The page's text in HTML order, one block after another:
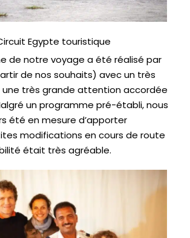
Egypte touristique
de notre voyage a été réalisé par
de nos souhaits) avec un très
une très grande attention accordée
un programme pré-établi, nous
été en mesure d’apporter
modifications en cours de route
était très agréable.